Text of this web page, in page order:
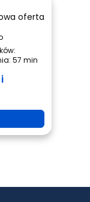
oferta
57 min